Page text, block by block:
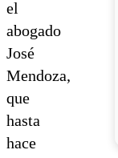
el
abogado
José
Mendoza,
que
hasta
hace